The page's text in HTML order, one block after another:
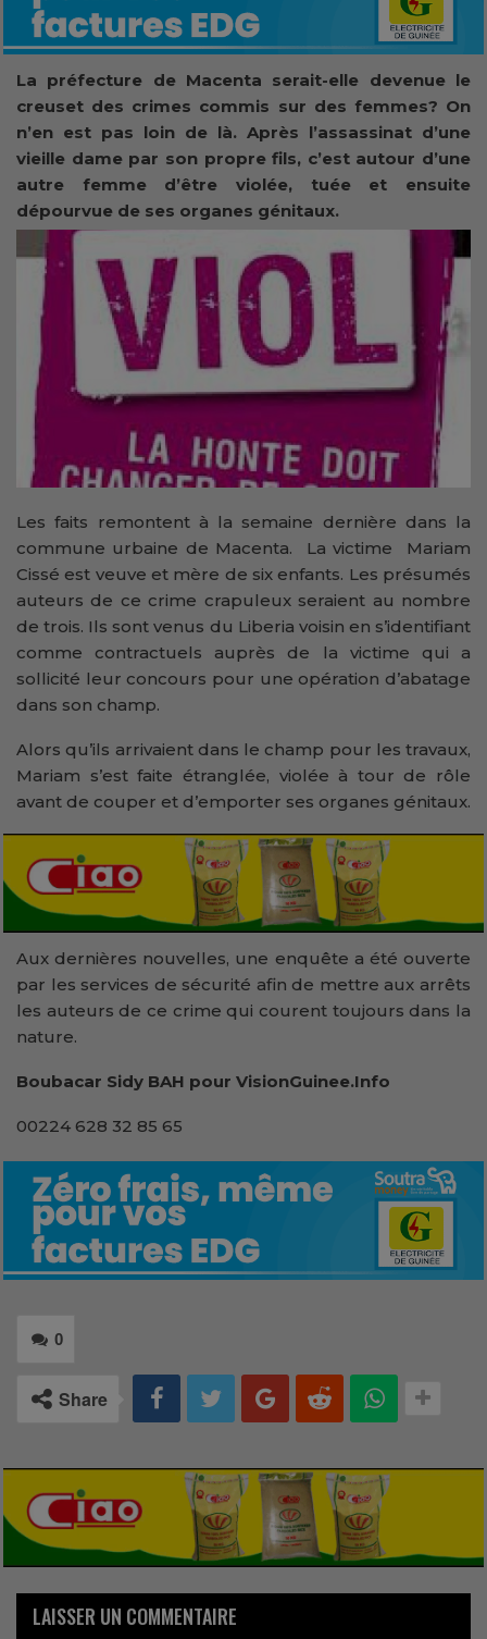
La préfecture de Macenta serait-elle devenue le
creuset des crimes commis sur des femmes? On
n’en est pas loin de là. Après l’assassinat d’une
vieille dame par son propre fils, c’est autour d’une
autre femme d’être violée, tuée et ensuite
dépourvue de ses organes génitaux.
Les faits remontent à la semaine dernière dans la
commune urbaine de Macenta. La victime Mariam
Cissé est veuve et mère de six enfants. Les présumés
auteurs de ce crime crapuleux seraient au nombre
de trois. Ils sont venus du Liberia voisin en s’identifiant
comme contractuels auprès de la victime qui a
sollicité leur concours pour une opération d’abatage
dans son champ.
Alors qu’ils arrivaient dans le champ pour les travaux,
Mariam s’est faite étranglée, violée à tour de rôle
avant de couper et d’emporter ses organes génitaux.
Aux dernières nouvelles, une enquête a été ouverte
par les services de sécurité afin de mettre aux arrêts
les auteurs de ce crime qui courent toujours dans la
nature.
Boubacar Sidy BAH pour VisionGuinee.Info
00224 628 32 85 65
0
Share
LAISSER UN COMMENTAIRE